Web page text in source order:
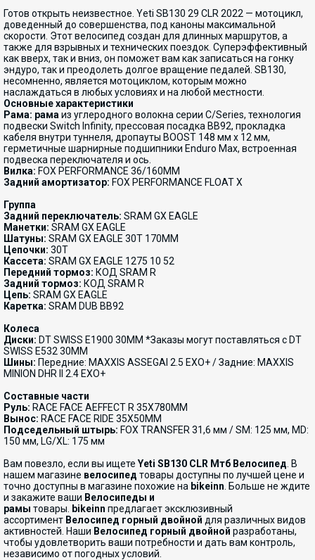
Готов открыть неизвестное. Yeti SB130 29 CLR 2022 — мотоцикл,
доведенный до совершенства, под каноны максимальной
скорости. Этот велосипед создан для длинных маршрутов, а
также для взрывных и технических поездок. Суперэффективный
как вверх, так и вниз, он поможет вам как записаться на гонку
эндуро, так и преодолеть долгое вращение педалей. SB130,
несомненно, является мотоциклом, которым можно
наслаждаться в любых условиях и на любой местности.
Основные характеристики
Рама: рама из углеродного волокна серии C/Series, технология
подвески Switch Infinity, прессовая посадка BB92, прокладка
кабеля внутри туннеля, дропауты BOOST 148 мм x 12 мм,
герметичные шарнирные подшипники Enduro Max, встроенная
подвеска переключателя и ось.
Вилка: FOX PERFORMANCE 36/160MM
Задний амортизатор: FOX PERFORMANCE FLOAT X
Группа
Задний переключатель: SRAM GX EAGLE
Манетки: SRAM GX EAGLE
Шатуны: SRAM GX EAGLE 30T 170MM
Цепочки: 30T
Кассета: SRAM GX EAGLE 1275 10 52
Передний тормоз: КОД SRAM R
Задний тормоз: КОД SRAM R
Цепь: SRAM GX EAGLE
Каретка: SRAM DUB BB92
Колеса
Диски: DT SWISS E1900 30MM *Заказы могут поставляться с DT
SWISS E532 30MM
Шины: Передние: MAXXIS ASSEGAI 2.5 EXO+ / Задние: MAXXIS
MINION DHR II 2.4 EXO+
Составные части
Руль: RACE FACE AEFFECT R 35X780MM
Вынос: RACE FACE RIDE 35X50MM
Подседельный штырь: FOX TRANSFER 31,6 мм / SM: 125 мм, MD:
150 мм, LG/XL: 175 мм
Вам повезло, если вы ищете Yeti SB130 CLR Мтб Велосипед . В
нашем магазине велосипед товары доступны по лучшей цене и
точно доступны в магазине похожие на bikeinn . Больше не ждите
и закажите ваши Велосипеды и
рамы товары. bikeinn предлагает эксклюзивный
ассортимент Велосипед горный двойной для различных видов
активностей. Наши Велосипед горный двойной разработаны,
чтобы удовлетворить ваши потребности и дать вам контроль,
независимо от погодных условий.